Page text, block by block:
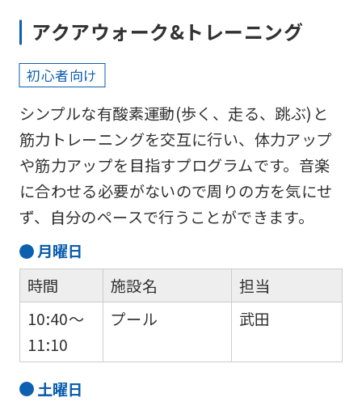
アクアウォーク&トレーニング
初心者向け
シンプルな有酸素運動(歩く、走る、跳ぶ)と
筋力トレーニングを交互に行い、体力アップ
や筋力アップを目指すプログラムです。音楽
に合わせる必要がないので周りの方を気にせ
ず、自分のペースで行うことができます。
月曜日
時間
10:40～
11:10
施設名
プール
担当
武田
土曜日
this
be
translated
mechanically,
so
it
not
translation.